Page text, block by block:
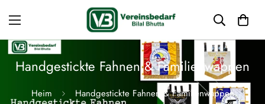
Handgestickte Fahnen & Familienwappen
Heim Handgestickte Fahnen & Familienwappen